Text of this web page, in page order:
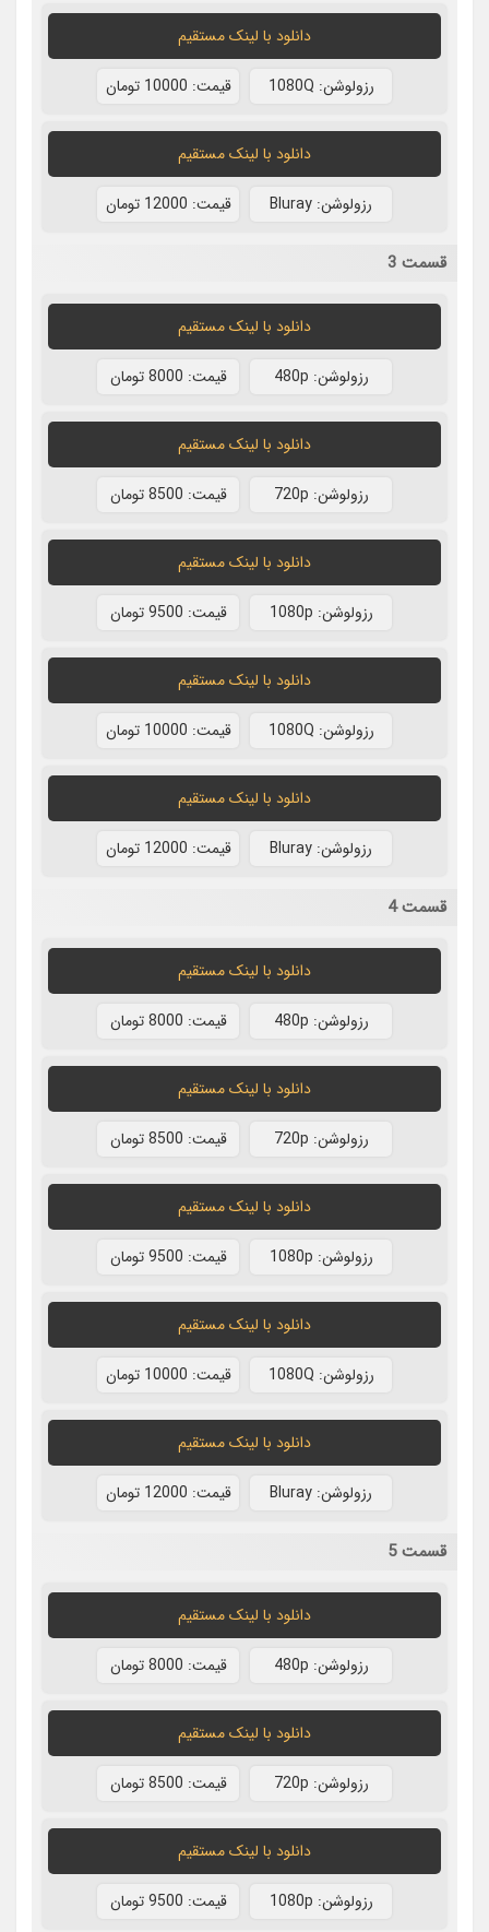
دانلود با لينک مستقيم
رزولوشن: 1080Q قيمت: 10000 تومان
دانلود با لينک مستقيم
رزولوشن: Bluray قيمت: 12000 تومان
قسمت 3
دانلود با لينک مستقيم
رزولوشن: 480p قيمت: 8000 تومان
دانلود با لينک مستقيم
رزولوشن: 720p قيمت: 8500 تومان
دانلود با لينک مستقيم
رزولوشن: 1080p قيمت: 9500 تومان
دانلود با لينک مستقيم
رزولوشن: 1080Q قيمت: 10000 تومان
دانلود با لينک مستقيم
رزولوشن: Bluray قيمت: 12000 تومان
قسمت 4
دانلود با لينک مستقيم
رزولوشن: 480p قيمت: 8000 تومان
دانلود با لينک مستقيم
رزولوشن: 720p قيمت: 8500 تومان
دانلود با لينک مستقيم
رزولوشن: 1080p قيمت: 9500 تومان
دانلود با لينک مستقيم
رزولوشن: 1080Q قيمت: 10000 تومان
دانلود با لينک مستقيم
رزولوشن: Bluray قيمت: 12000 تومان
قسمت 5
دانلود با لينک مستقيم
رزولوشن: 480p قيمت: 8000 تومان
دانلود با لينک مستقيم
رزولوشن: 720p قيمت: 8500 تومان
دانلود با لينک مستقيم
رزولوشن: 1080p قيمت: 9500 تومان